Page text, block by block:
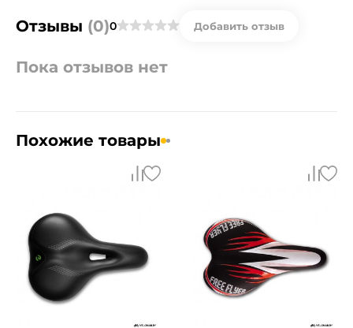
Отзывы (0)0 Добавить отзыв
Пока отзывов нет
Похожие товары